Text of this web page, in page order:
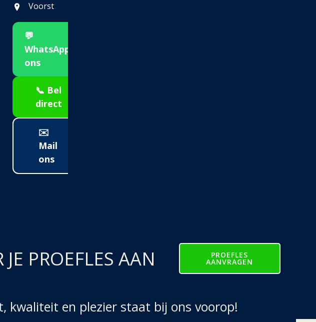
Voorst
💬
WhatsApp
ons
📞 Bel
direct
✉️
Mail
ons
PROEFLES AAN PROEFLES
AANVRAGEN
kwaliteit en plezier staat bij ons voorop!